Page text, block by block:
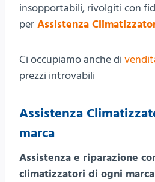
insopportabili, rivolgiti con
per Assistenza
Ci occupiamo anche di
prezzi introvabili
Assistenza
marca
Assistenza e riparazione
climatizzatori di ogni